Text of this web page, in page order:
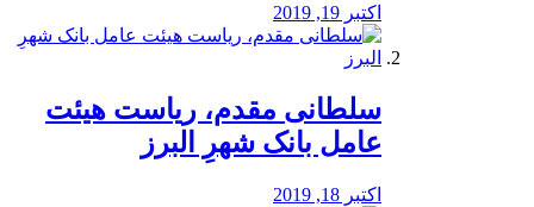
اکتبر 19, 2019
سلطانی مقدم، ریاست هیئت
عامل بانک شهرِ البرز
اکتبر 18, 2019